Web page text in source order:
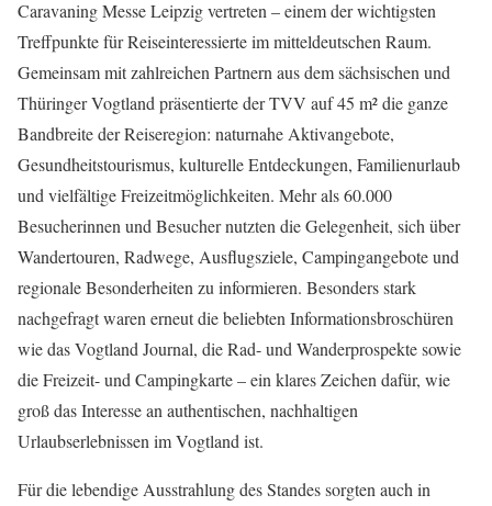
Caravaning Messe Leipzig vertreten – einem der wichtigsten
Treffpunkte für Reiseinteressierte im mitteldeutschen Raum.
Gemeinsam mit zahlreichen Partnern aus dem sächsischen und
Thüringer Vogtland präsentierte der TVV auf 45 m² die ganze
Bandbreite der Reiseregion: naturnahe Aktivangebote,
Gesundheitstourismus, kulturelle Entdeckungen, Familienurlaub
und vielfältige Freizeitmöglichkeiten. Mehr als 60.000
Besucherinnen und Besucher nutzten die Gelegenheit, sich über
Wandertouren, Radwege, Ausflugsziele, Campingangebote und
regionale Besonderheiten zu informieren. Besonders stark
nachgefragt waren erneut die beliebten Informationsbroschüren
wie das Vogtland Journal, die Rad- und Wanderprospekte sowie
die Freizeit- und Campingkarte – ein klares Zeichen dafür, wie
groß das Interesse an authentischen, nachhaltigen
Urlaubserlebnissen im Vogtland ist.
Für die lebendige Ausstrahlung des Standes sorgten auch in